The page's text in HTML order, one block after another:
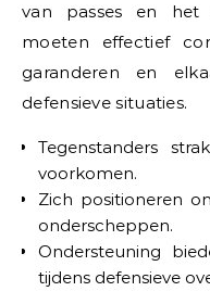
van passes en het
moeten effectief
garanderen en
defensieve situaties.
Tegenstanders
voorkomen.
Zich positioneren
onderscheppen.
Ondersteuning
tijdens defensieve